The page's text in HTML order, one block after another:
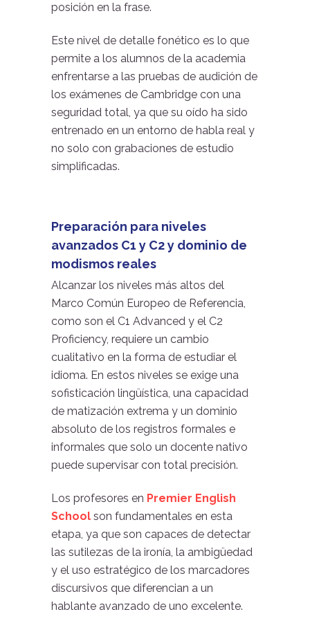
posición en la frase.
Este nivel de detalle fonético es lo que
permite a los alumnos de la academia
enfrentarse a las pruebas de audición de
los exámenes de Cambridge con una
seguridad total, ya que su oído ha sido
entrenado en un entorno de habla real y
no solo con grabaciones de estudio
simplificadas.
Preparación para niveles
avanzados C1 y C2 y dominio de
modismos reales
Alcanzar los niveles más altos del
Marco Común Europeo de Referencia,
como son el C1 Advanced y el C2
Proficiency, requiere un cambio
cualitativo en la forma de estudiar el
idioma. En estos niveles se exige una
sofisticación lingüística, una capacidad
de matización extrema y un dominio
absoluto de los registros formales e
informales que solo un docente nativo
puede supervisar con total precisión.
Los profesores en Premier English
School son fundamentales en esta
etapa, ya que son capaces de detectar
las sutilezas de la ironía, la ambigüedad
y el uso estratégico de los marcadores
discursivos que diferencian a un
hablante avanzado de uno excelente.